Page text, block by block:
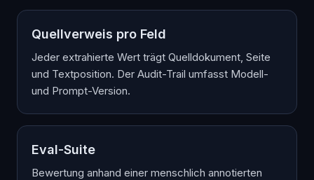
Quellverweis pro Feld
Jeder extrahierte Wert trägt Quelldokument, Seite
und Textposition. Der Audit-Trail umfasst Modell-
und Prompt-Version.
Eval-Suite
Bewertung anhand einer menschlich annotierten